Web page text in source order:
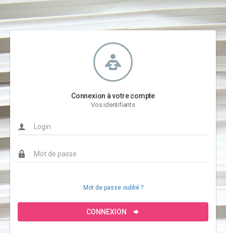
Connexion à votre compte
Vos identifiants
Mot de passe oublié ?
CONNEXION